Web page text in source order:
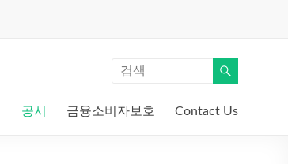
공시 금융소비자보호 Contact Us